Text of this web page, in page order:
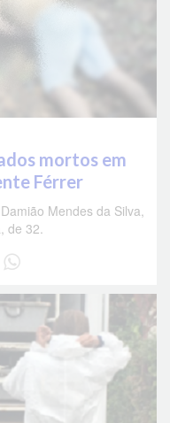
mortos em
Férrer
Mendes da Silva,
de 32.